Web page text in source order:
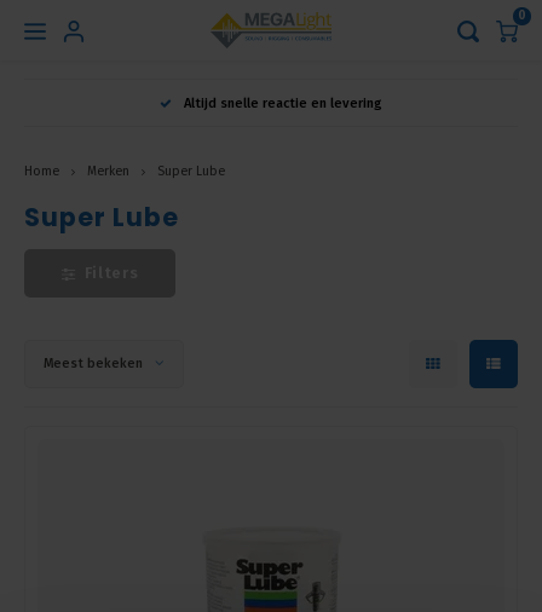
Hoofdmenu
Nederlands
Français
0
Altijd snelle reactie en levering
Home Merken Super Lube
Super Lube
Meest bekeken